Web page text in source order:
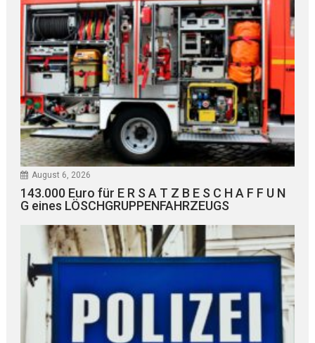
August 6, 2026
143.000 Euro für E R S A T Z B E S C H A F F U N
G eines LÖSCHGRUPPENFAHRZEUGS